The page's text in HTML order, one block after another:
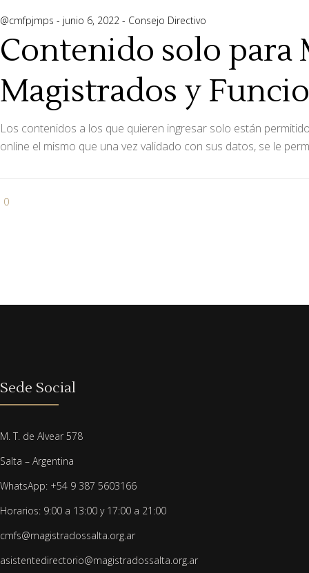
@cmfpjmps junio 6, 2022 Consejo Directivo
Contenido solo para
Magistrados y
Los contenidos a los que quieren ingresar solo están
online el mismo que una vez validado con sus datos, se le
0
Sede Social
M. T. de Alvear 578
Salta – Argentina
WhatsApp: +54 9 387 5603166
Horarios: 9:00 a 13:00 y 17:00 a 21:00
cmfs@magistradossalta.org.ar
asistentedirectorio@magistradossalta.org.ar